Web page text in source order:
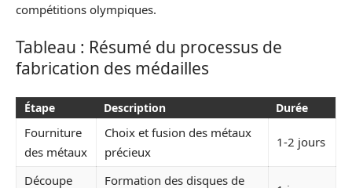
compétitions olympiques.
Tableau : Résumé du processus de
fabrication des médailles
Étape Description Durée
Fourniture
des métaux
Choix et fusion des métaux
précieux
1-2 jours
Découpe
Formation des disques de